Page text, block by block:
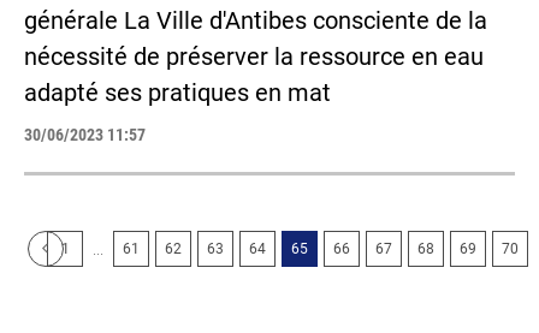
générale La Ville d'Antibes consciente de la
nécessité de préserver la ressource en eau
adapté ses pratiques en mat
30/06/2023 11:57
1 61 62 63 64 65 66 67 68 69 70